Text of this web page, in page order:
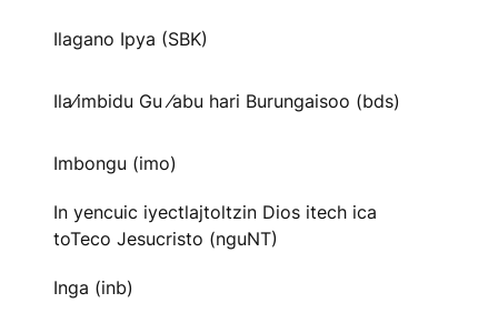
Ilagano Ipya (SBK)
Ila⁄imbidu Gu ⁄abu hari Burungaisoo (bds)
Imbongu (imo)
In yencuic iyectlajtoltzin Dios itech ica
toTeco Jesucristo (nguNT)
Inga (inb)